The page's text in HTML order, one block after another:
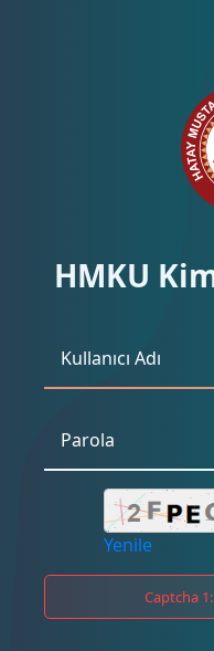
HMKU
Yenile
Captcha